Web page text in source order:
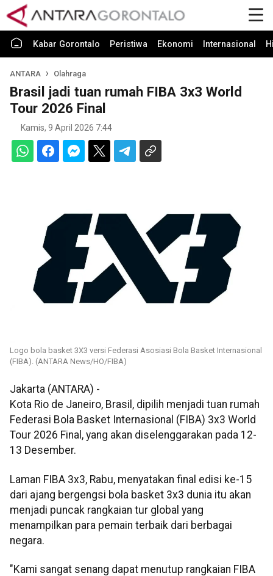
Kabar Gorontalo Peristiwa Ekonomi Internasional
ANTARA Olahraga
Brasil jadi tuan rumah FIBA 3x3 World
Tour 2026 Final
Kamis, 9 April 2026 7:44
Logo bola basket 3X3 versi Federasi Asosiasi Bola Basket Internasional
(FIBA). (ANTARA News/HO/FIBA)
Jakarta (ANTARA) -
Kota Rio de Janeiro, Brasil, dipilih menjadi tuan rumah
Federasi Bola Basket Internasional (FIBA) 3x3 World
Tour 2026 Final, yang akan diselenggarakan pada 12-
13 Desember.
Laman FIBA 3x3, Rabu, menyatakan final edisi ke-15
dari ajang bergengsi bola basket 3x3 dunia itu akan
menjadi puncak rangkaian tur global yang
menampilkan para pemain terbaik dari berbagai
negara.
"Kami sangat senang dapat menutup rangkaian FIBA